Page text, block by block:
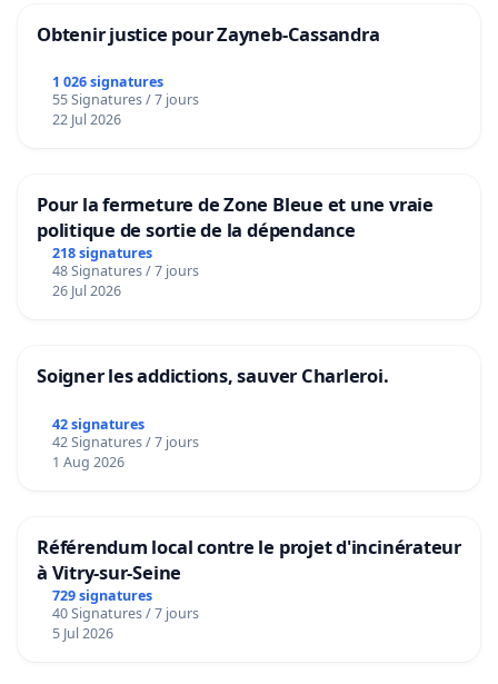
Obtenir justice pour Zayneb-Cassandra
1 026 signatures
55 Signatures / 7 jours
22 Jul 2026
Pour la fermeture de Zone Bleue et une vraie
politique de sortie de la dépendance
218 signatures
48 Signatures / 7 jours
26 Jul 2026
Soigner les addictions, sauver Charleroi.
42 signatures
42 Signatures / 7 jours
1 Aug 2026
Référendum local contre le projet d'incinérateur
à Vitry-sur-Seine
729 signatures
40 Signatures / 7 jours
5 Jul 2026